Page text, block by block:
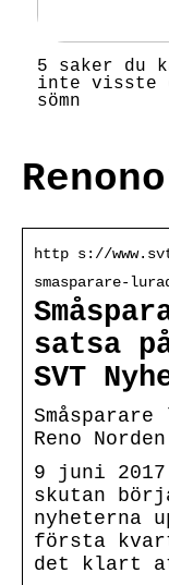
5 saker du
inte visste
sömn
http s://
smasparare-
satsa
SVT
Reno
9 juni 2017
skutan
nyheterna
första
det klart